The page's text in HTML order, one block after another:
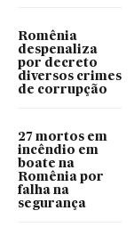
Romênia
despenaliza
por decreto
diversos crimes
de corrupção
27 mortos em
incêndio em
boate na
Romênia por
falha na
segurança